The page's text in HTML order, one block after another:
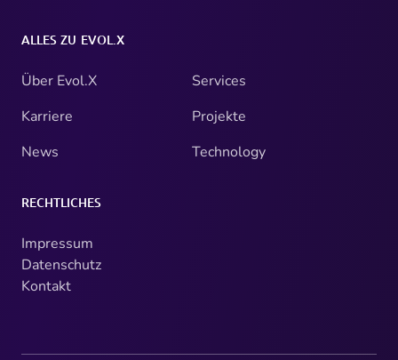
ALLES ZU EVOL.X
Über Evol.X
Services
Karriere
Projekte
News
Technology
RECHTLICHES
Impressum
Datenschutz
Kontakt